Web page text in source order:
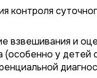
контроля
взвешивания и
(особенно у детей